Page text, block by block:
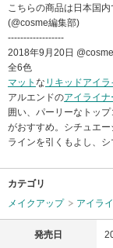
こちらの商品は日本国内
(@cosme編集部)
------------------
2018年9月20日
全6色
マット な リキッドアイラ
アルエンドのアイライナ
囲い、パーリーなトッ
がおすすめ。シチュエ
ラインを引くもよし、
カテゴリ
メイクアップ
アイラ
発売日